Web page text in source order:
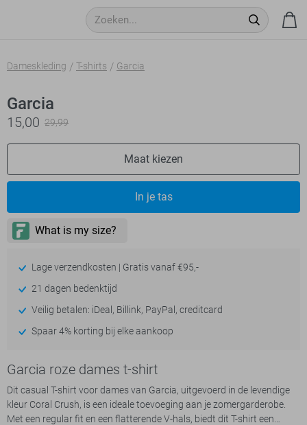
Dameskleding T-shirts Garcia
Garcia
15,00 29,99
Maat kiezen
In je tas
Lage verzendkosten | Gratis vanaf €95,-
21 dagen bedenktijd
Veilig betalen: iDeal, Billink, PayPal, creditcard
Spaar 4% korting bij elke aankoop
Garcia roze dames t-shirt
Dit casual T-shirt voor dames van Garcia, uitgevoerd in de levendige
kleur Coral Crush, is een ideale toevoeging aan je zomergarderobe.
Met een regular fit en een flatterende V-hals, biedt dit T-shirt een